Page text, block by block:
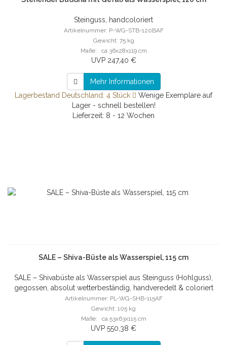
Steinguss, handcoloriert
Artikelnummer: P-WG-STB-120BAF
Gewicht: 75 kg
Maße: ca.36x28x119 cm
UVP 247,40 €
Mehr Informationen
Lagerbestand Deutschland: 4 Stück
Wenige Exemplare auf
Lager - schnell bestellen!
Lieferzeit: 8 - 12 Wochen
SALE – Shiva-Büste als Wasserspiel, 115 cm
SALE – Shivabüste als Wasserspiel aus Steinguss (Hohlguss),
gegossen, absolut wetterbeständig, handveredelt & coloriert
Artikelnummer: PL-WG-SHB-115AF
Gewicht: 105 kg
Maße: ca.53x63x115 cm
UVP 550,38 €